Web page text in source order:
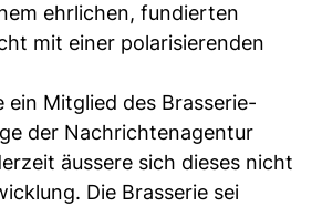
ehrlichen, fundierten
mit einer polarisierenden
ein Mitglied des Brasserie-
der Nachrichtenagentur
äussere sich dieses nicht
Die Brasserie sei